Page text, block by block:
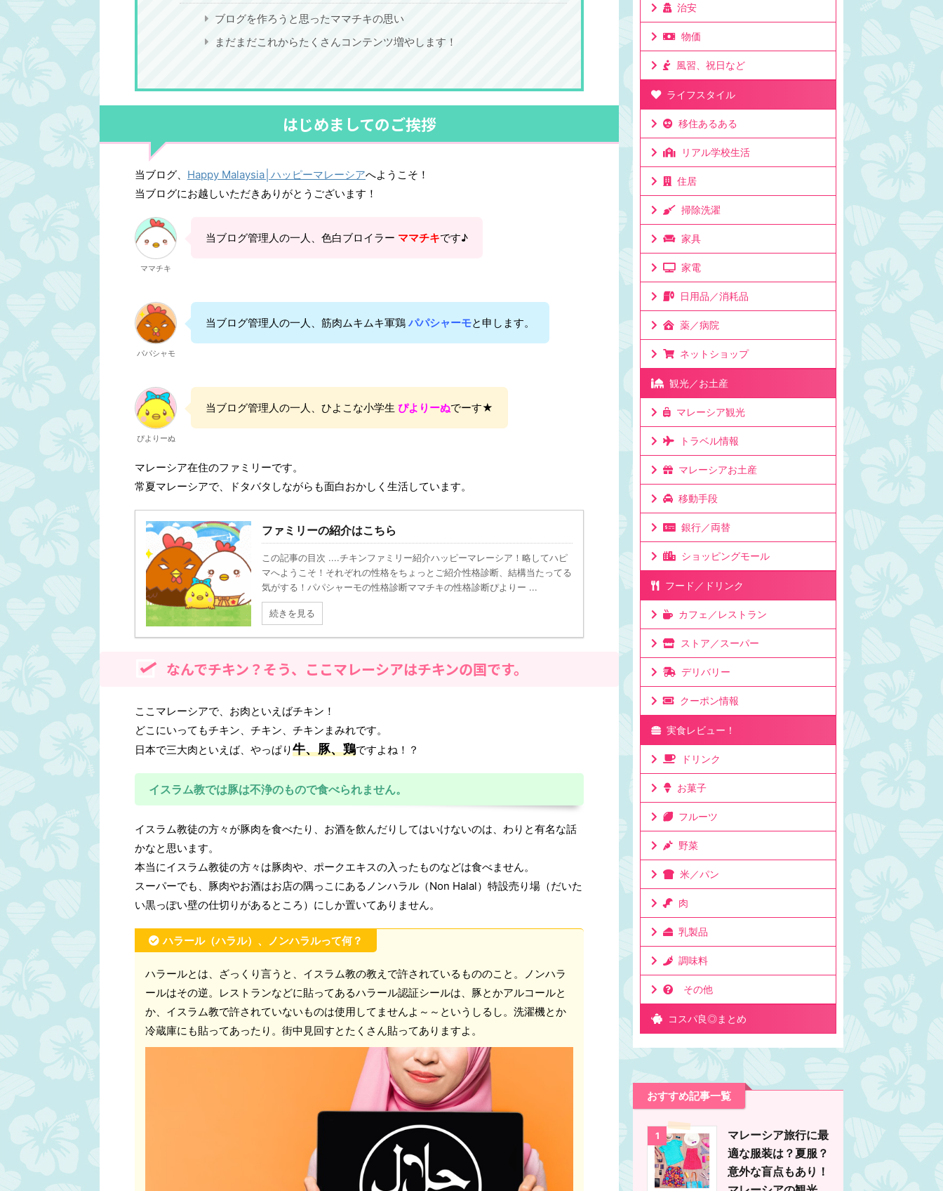
ブログを作ろうと思ったママチキの思い
まだまだこれからたくさんコンテンツ増やします！
はじめましてのご挨拶
当ブログ、 Happy Malaysia│ハッピーマレーシアへようこそ！
当ブログにお越しいただきありがとうございます！
ママチキ
当ブログ管理人の一人、色白ブロイラー ママチキです♪
パパシャモ
当ブログ管理人の一人、筋肉ムキムキ軍鶏 パパシャーモと申します。
ぴよりーぬ
当ブログ管理人の一人、ひよこな小学生 ぴよりーぬでーす★
マレーシア在住のファミリーです。
常夏マレーシアで、ドタバタしながらも面白おかしく生活しています。
ファミリーの紹介はこちら
この記事の目次 ....チキンファミリー紹介ハッピーマレーシア！略してハピ
マへようこそ！それぞれの性格をちょっとご紹介性格診断、結構当たってる
気がする！パパシャーモの性格診断ママチキの性格診断ぴよりー ...
続きを見る
なんでチキン？そう、ここマレーシアはチキンの国です。
ここマレーシアで、お肉といえばチキン！
どこにいってもチキン、チキン、チキンまみれです。
日本で三大肉といえば、やっぱり牛、豚、鶏ですよね！？
イスラム教では豚は不浄のもので食べられません。
イスラム教徒の方々が豚肉を食べたり、お酒を飲んだりしてはいけないのは、わりと有名な話
かなと思います。
本当にイスラム教徒の方々は豚肉や、ポークエキスの入ったものなどは食べません。
スーパーでも、豚肉やお酒はお店の隅っこにあるノンハラル（Non Halal）特設売り場（だいた
い黒っぽい壁の仕切りがあるところ）にしか置いてありません。
ハラール（ハラル）、ノンハラルって何？
ハラールとは、ざっくり言うと、イスラム教の教えで許されているもののこと。ノンハラ
ールはその逆。レストランなどに貼ってあるハラール認証シールは、豚とかアルコールと
か、イスラム教で許されていないものは使用してませんよ～～というしるし。洗濯機とか
冷蔵庫にも貼ってあったり。街中見回すとたくさん貼ってありますよ。
治安
物価
風習、祝日など
ライフスタイル
移住あるある
リアル学校生活
住居
掃除洗濯
家具
家電
日用品／消耗品
薬／病院
ネットショップ
観光／お土産
マレーシア観光
トラベル情報
マレーシアお土産
移動手段
銀行／両替
ショッピングモール
フード／ドリンク
カフェ／レストラン
ストア／スーパー
デリバリー
クーポン情報
実食レビュー！
ドリンク
お菓子
フルーツ
野菜
米／パン
肉
乳製品
調味料
その他
コスパ良◎まとめ
おすすめ記事一覧
1
マレーシア旅行に最
適な服装は？夏服？
意外な盲点もあり！